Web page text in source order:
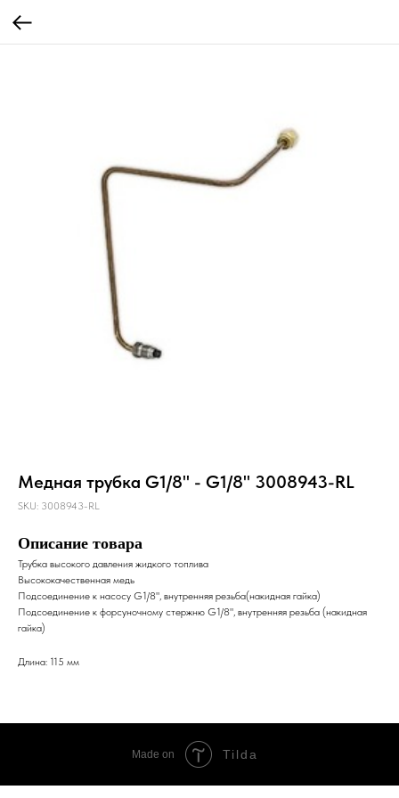
Медная трубка G1/8" - G1/8" 3008943-RL
SKU: 3008943-RL
Описание товара
Трубка высокого давления жидкого топлива
Высококачественная медь
Подсоединение к насосу G1/8", внутренняя резьба(накидная гайка)
Подсоединение к форсуночному стержню G1/8", внутренняя резьба (накидная
гайка)
Длина: 115 мм
Made on Tilda